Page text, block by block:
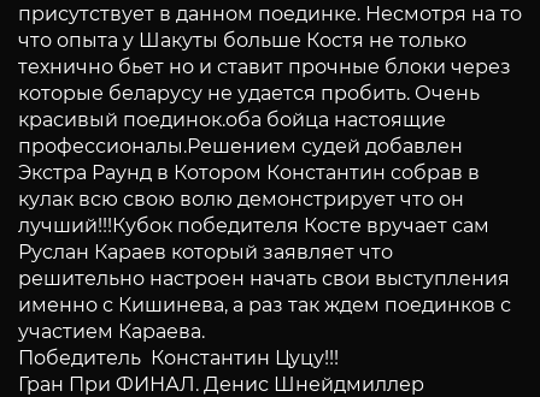
присутствует в данном поединке. Несмотря на то
что опыта у Шакуты больше Костя не только
технично бьет но и ставит прочные блоки через
которые беларусу не удается пробить. Очень
красивый поединок.оба бойца настоящие
профессионалы.Решением судей добавлен
Экстра Раунд в Котором Константин собрав в
кулак всю свою волю демонстрирует что он
лучший!!!Кубок победителя Косте вручает сам
Руслан Караев который заявляет что
решительно настроен начать свои выступления
именно с Кишинева, а раз так ждем поединков с
участием Караева.
Победитель Константин Цуцу!!!
Гран При ФИНАЛ. Денис Шнейдмиллер